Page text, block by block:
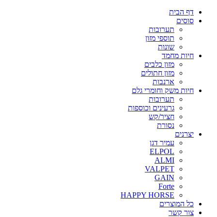
דף הבית
סוסים
תערובות
תוספי מזון
שונות
חיות מחמד
מזון כלבים
מזון חתולים
ארנבות
חיות משק וחומרי גלם
תערובות
גרעינים וכוספות
חציר/קש
נסורת
יצרנים
עמיר דגן
ELPOL
ALMI
VALPET
GAIN
Forte
HAPPY HORSE
כל המוצרים
צור קשר